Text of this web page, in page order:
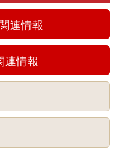
連情報
情報